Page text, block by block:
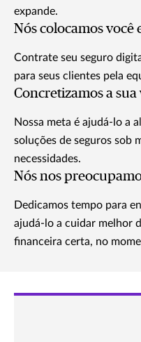
expande.
Nós colocamos
Contrate seu seguro
para seus clientes pela
Concretizamos a sua
Nossa meta é ajudá-lo a
soluções de seguros sob
necessidades.
Nós nos
Dedicamos tempo para
ajudá-lo a cuidar melhor
financeira certa, no